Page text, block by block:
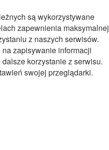
są wykorzystywane
zapewnienia maksymalnej
z naszych serwisów.
zapisywanie informacji
korzystanie z serwisu.
swojej przeglądarki.